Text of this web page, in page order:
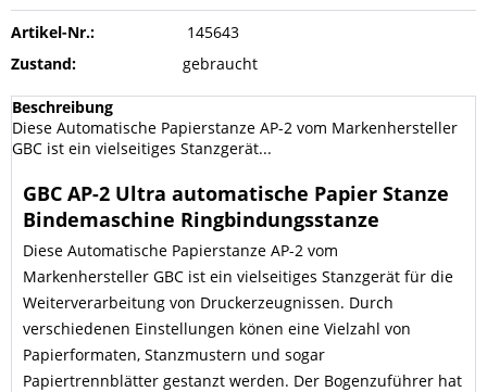
Artikel-Nr.:
145643
Zustand:
gebraucht
Beschreibung
Diese Automatische Papierstanze AP-2 vom Markenhersteller
GBC ist ein vielseitiges Stanzgerät...
GBC AP-2 Ultra automatische Papier Stanze
Bindemaschine Ringbindungsstanze
Diese Automatische Papierstanze AP-2 vom
Markenhersteller GBC ist ein vielseitiges Stanzgerät für die
Weiterverarbeitung von Druckerzeugnissen. Durch
verschiedenen Einstellungen könen eine Vielzahl von
Papierformaten, Stanzmustern und sogar
Papiertrennblätter gestanzt werden. Der Bogenzuführer hat